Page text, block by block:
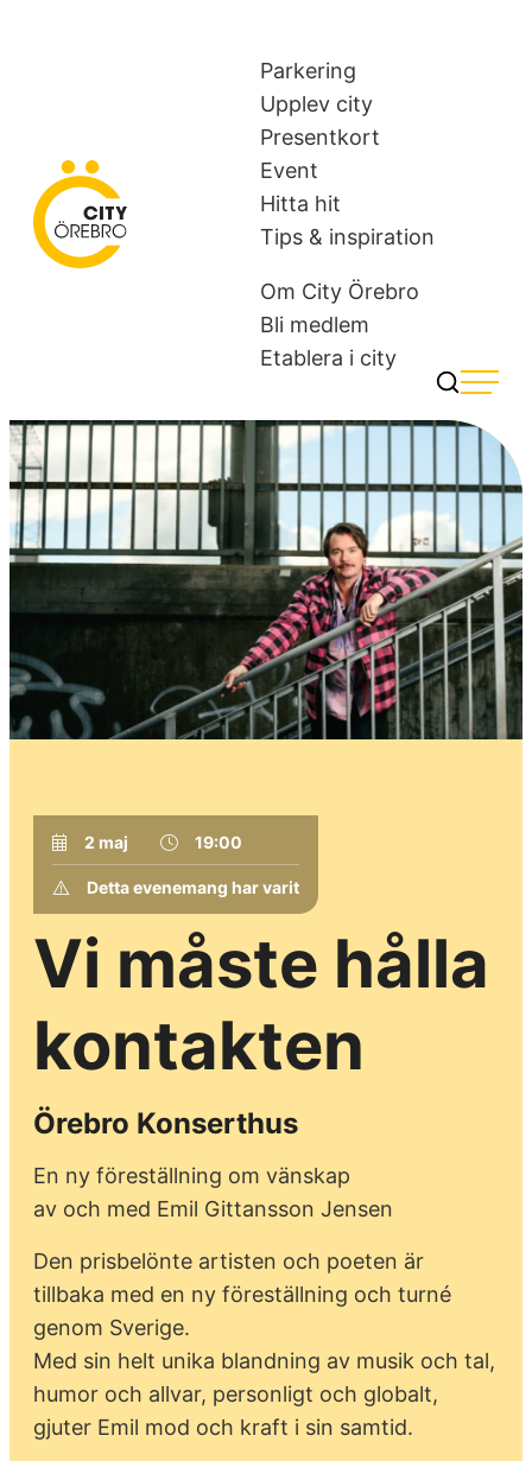
City Örebro
Parkering
Upplev city
Presentkort
Event
Hitta hit
Tips & inspiration
Om City Örebro
Bli medlem
Etablera i city
2 maj 19:00
Detta evenemang har varit
Vi måste hålla
kontakten
Örebro Konserthus
En ny föreställning om vänskap
av och med Emil Gittansson Jensen
Den prisbelönte artisten och poeten är
tillbaka med en ny föreställning och turné
genom Sverige.
Med sin helt unika blandning av musik och tal,
humor och allvar, personligt och globalt,
gjuter Emil mod och kraft i sin samtid.